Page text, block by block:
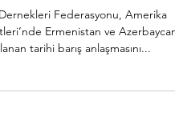
Federasyonu, Amerika
Ermenistan ve Azerbaycan
tarihi barış anlaşmasını...